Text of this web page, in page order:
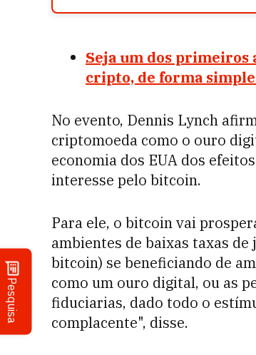
Pesquisa
Seja um dos primeiros
cripto, de forma
No evento, Dennis Lynch
criptomoeda como o ouro
economia dos EUA dos
interesse pelo bitcoin.
Para ele, o bitcoin vai
ambientes de baixas taxas
bitcoin) se beneficiando de
como um ouro digital, ou as
fiduciarias, dado todo o
complacente", disse.